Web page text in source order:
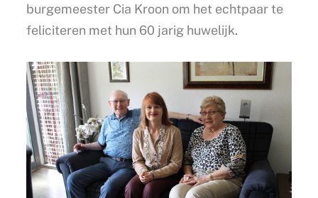
burgemeester Cia Kroon om het echtpaar te
feliciteren met hun 60 jarig huwelijk.